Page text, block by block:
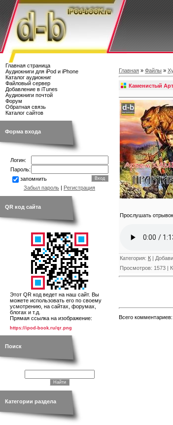
Главная страница
Аудиокниги для iPod и iPhone
Каталог аудиокниг
Файловый сервер
Добавление в iTunes
Аудиокниги почтой
Форум
Обратная связь
Каталог сайтов
Форма входа
Логин:
Пароль:
запомнить
Забыл пароль | Регистрация
QR код сайта
Этот QR код ведет на наш сайт. Вы
можете использовать его по своему
усмотрению, на сайтах, форумах,
блогах и т.д.
Прямая ссылка на изображение:
https://ipod-book.ru/qr.png
Поиск
Категории раздела
Главная » Файлы »
Каменистый
Прослушать
Категория: К |
Просмотров: 1573 |
Всего комментариев: